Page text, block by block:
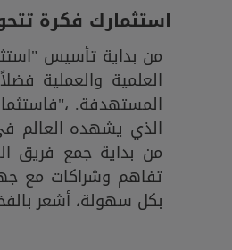
استثمارك فكرة
من بداية تأسيس
العلمية والعملية
المستهدفة.
الذي يشهده العالم
من بداية جمع فريق
تفاهم وشراكات مع
بكل سهولة، أشعر